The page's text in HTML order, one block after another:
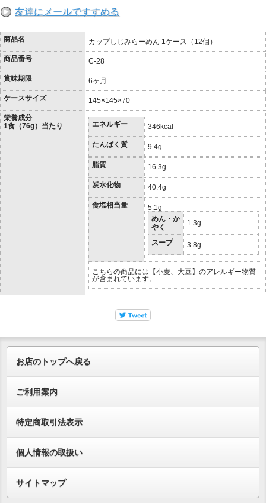
友達にメールですすめる
商品名 カップしじみらーめん 1ケース（12個）
商品番号 C-28
賞味期限 6ヶ月
ケースサイズ 145×145×70
栄養成分
1食（76g）当たり
エネルギー 346kcal
たんぱく質 9.4g
脂質 16.3g
炭水化物 40.4g
食塩相当量
5.1g
めん・か
やく
1.3g
スープ 3.8g
こちらの商品には【小麦、大豆】のアレルギー物質
が含まれています。
お店のトップへ戻る
ご利用案内
特定商取引法表示
個人情報の取扱い
サイトマップ